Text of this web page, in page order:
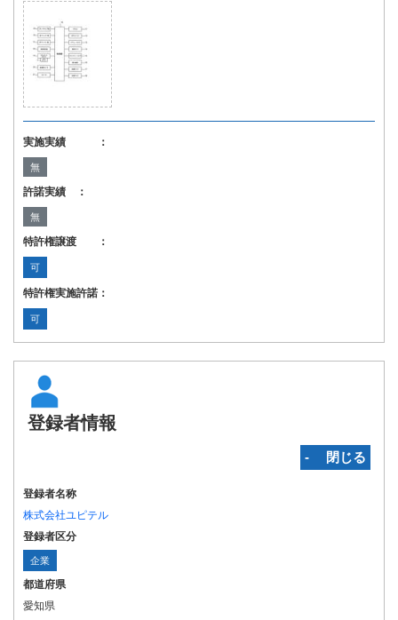
実施実績 ：
無
許諾実績 ：
無
特許権譲渡 ：
可
特許権実施許諾：
可
登録者情報
‐ 閉じる
登録者名称
株式会社ユピテル
登録者区分
企業
都道府県
愛知県